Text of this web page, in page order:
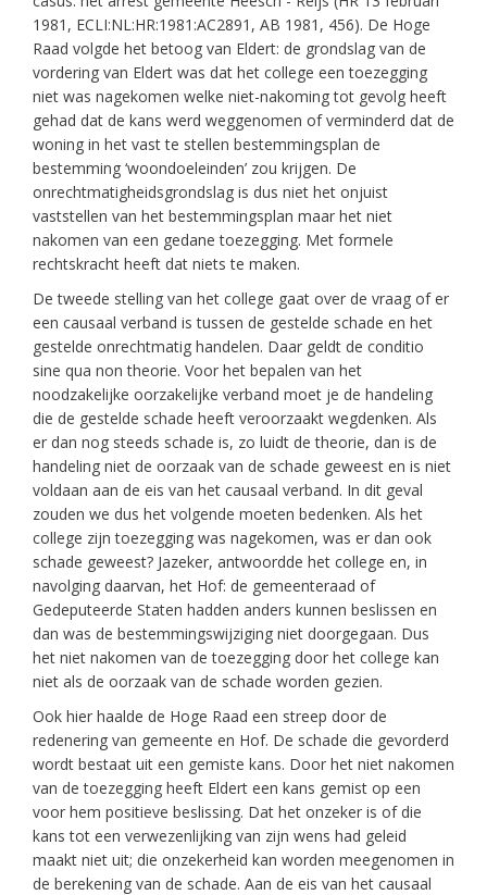
1981, ECLI:NL:HR:1981:AC2891, AB 1981, 456). De Hoge
Raad volgde het betoog van Eldert: de grondslag van de
vordering van Eldert was dat het college een toezegging
niet was nagekomen welke niet-nakoming tot gevolg heeft
gehad dat de kans werd weggenomen of verminderd dat de
woning in het vast te stellen bestemmingsplan de
bestemming ‘woondoeleinden’ zou krijgen. De
onrechtmatigheidsgrondslag is dus niet het onjuist
vaststellen van het bestemmingsplan maar het niet
nakomen van een gedane toezegging. Met formele
rechtskracht heeft dat niets te maken.
De tweede stelling van het college gaat over de vraag of er
een causaal verband is tussen de gestelde schade en het
gestelde onrechtmatig handelen. Daar geldt de conditio
sine qua non theorie. Voor het bepalen van het
noodzakelijke oorzakelijke verband moet je de handeling
die de gestelde schade heeft veroorzaakt wegdenken. Als
er dan nog steeds schade is, zo luidt de theorie, dan is de
handeling niet de oorzaak van de schade geweest en is niet
voldaan aan de eis van het causaal verband. In dit geval
zouden we dus het volgende moeten bedenken. Als het
college zijn toezegging was nagekomen, was er dan ook
schade geweest? Jazeker, antwoordde het college en, in
navolging daarvan, het Hof: de gemeenteraad of
Gedeputeerde Staten hadden anders kunnen beslissen en
dan was de bestemmingswijziging niet doorgegaan. Dus
het niet nakomen van de toezegging door het college kan
niet als de oorzaak van de schade worden gezien.
Ook hier haalde de Hoge Raad een streep door de
redenering van gemeente en Hof. De schade die gevorderd
wordt bestaat uit een gemiste kans. Door het niet nakomen
van de toezegging heeft Eldert een kans gemist op een
voor hem positieve beslissing. Dat het onzeker is of die
kans tot een verwezenlijking van zijn wens had geleid
maakt niet uit; die onzekerheid kan worden meegenomen in
de berekening van de schade. Aan de eis van het causaal